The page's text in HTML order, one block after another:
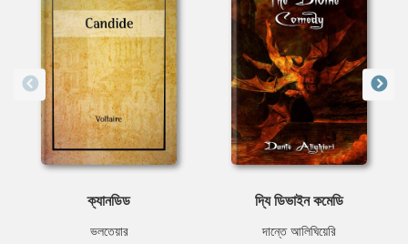
ক্যানডিড
ভলতেয়ার
দ্যি ডিভাইন কমেডি
দান্তে আলিঘিয়েরি